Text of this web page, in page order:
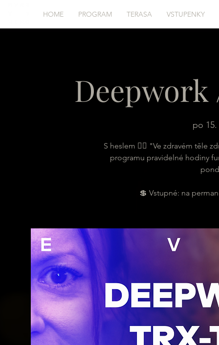
HOME PROGRAM TERASA VSTUPENKY
po 15.
S heslem 🏋‍♀ "Ve zdravém těle
programu pravidelné hodiny
💲 Vstupné: na